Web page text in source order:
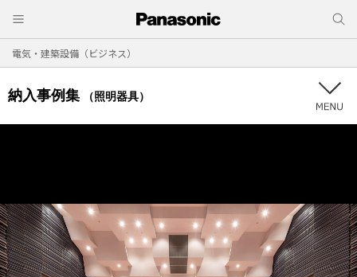
電気・建築設備（ビジネス）
納入事例集 （照明器具）